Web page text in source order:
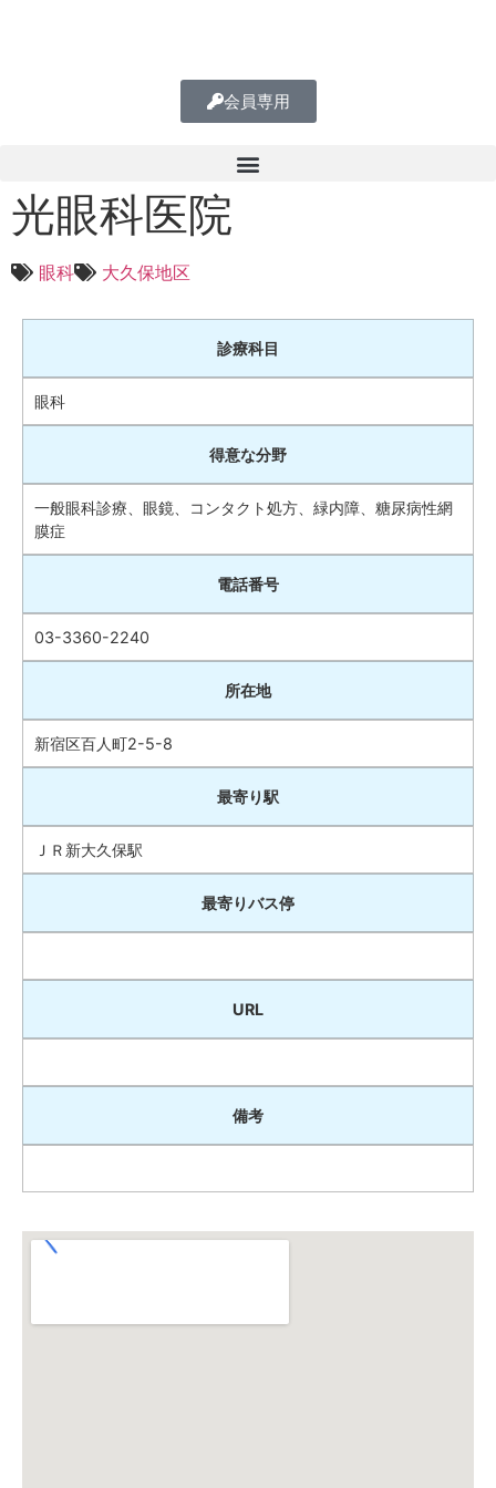
会員専用
光眼科医院
眼科 大久保地区
診療科目
眼科
得意な分野
一般眼科診療、眼鏡、コンタクト処方、緑内障、糖尿病性網
膜症
電話番号
03-3360-2240
所在地
新宿区百人町2-5-8
最寄り駅
ＪＲ新大久保駅
最寄りバス停
URL
備考